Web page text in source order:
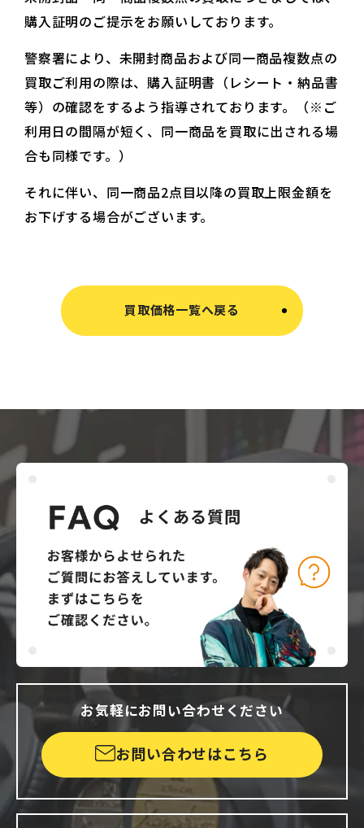
購入証明のご提示をお願いしております。
警察署により、未開封商品および同一商品複数点の
買取ご利用の際は、購入証明書（レシート・納品書
等）の確認をするよう指導されております。（※ご
利用日の間隔が短く、同一商品を買取に出される場
合も同様です。）
それに伴い、同一商品2点目以降の買取上限金額を
お下げする場合がございます。
買取価格一覧へ戻る
お気軽にお問い合わせください
お問い合わせはこちら